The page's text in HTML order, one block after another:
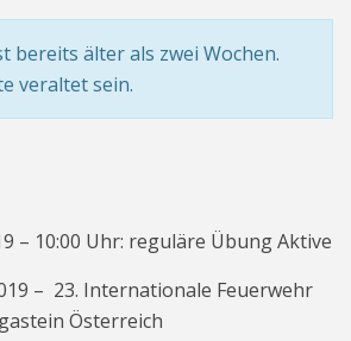
bereits älter als zwei Wochen.
veraltet sein.
– 10:00 Uhr: reguläre Übung Aktive
– 23. Internationale Feuerwehr
Österreich